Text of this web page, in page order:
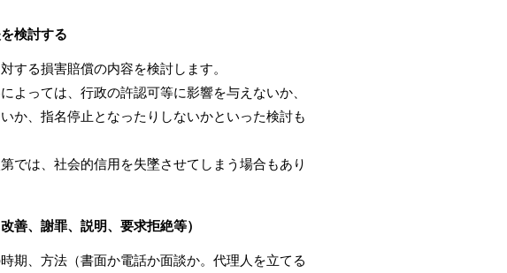
検討する
する損害賠償の内容を検討します。
よっては、行政の許認可等に影響を与えないか、
か、指名停止となったりしないかといった検討も
では、社会的信用を失墜させてしまう場合もあり
善、謝罪、説明、要求拒絶等）
期、方法（書面か電話か面談か。代理人を立てる